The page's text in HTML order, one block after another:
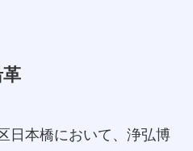
日本橋において、浄弘博